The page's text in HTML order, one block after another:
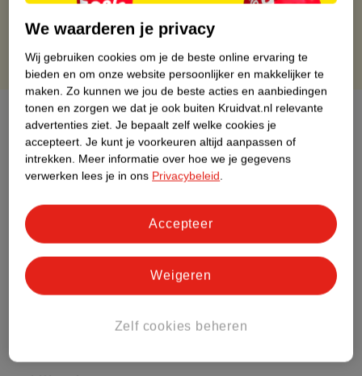
Over dit product
Productinformatie
Dit product heeft (nog) geen Nature
Impact Score.
Meer informatie
Bestel & Bezorginformatie
We waarderen je privacy
Wij gebruiken cookies om je de beste online ervaring te
bieden en om onze website persoonlijker en makkelijker te
maken. Zo kunnen we jou de beste acties en aanbiedingen
tonen en zorgen we dat je ook buiten Kruidvat.nl relevante
advertenties ziet. Je bepaalt zelf welke cookies je
accepteert. Je kunt je voorkeuren altijd aanpassen of
intrekken. Meer informatie over hoe we je gegevens
verwerken lees je in ons Privacybeleid.
Zelf cookies beheren
Weigeren
Accepteer